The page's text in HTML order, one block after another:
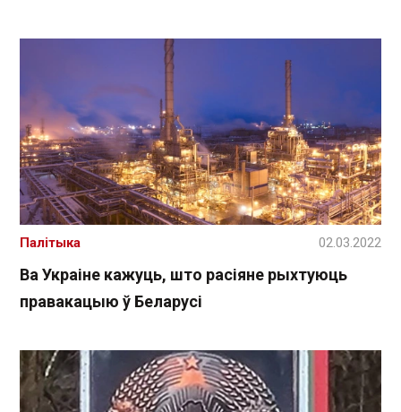
Ва Украіне кажуць, што расіяне рыхтуюць
правакацыю ў Беларусі
Палітыка 02.03.2022